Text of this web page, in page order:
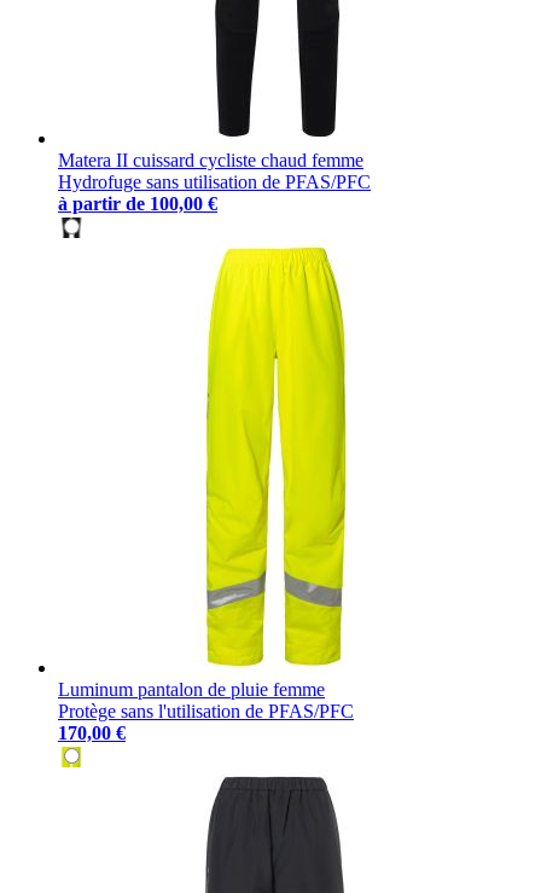
Matera II cuissard cycliste chaud femme
Hydrofuge sans utilisation de PFAS/PFC
à partir de 100,00 €
Luminum pantalon de pluie femme
Protège sans l'utilisation de PFAS/PFC
170,00 €